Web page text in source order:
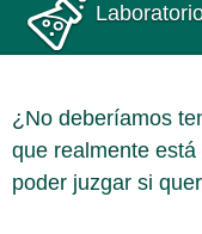
¿No deberíamos
que realmente
poder juzgar si